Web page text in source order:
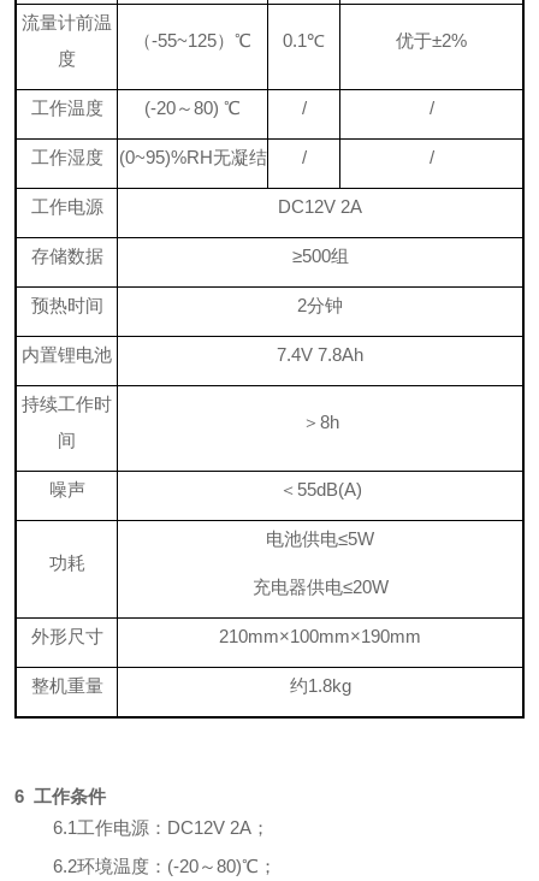
流量计前温
度
（-55~125） ℃ 0.1℃ 优于±2%
工作温度 (-20～80) ℃ / /
工作湿度 (0~95)%RH无凝结 / /
工作电源 DC12V 2A
存储数据 ≥500组
预热时间 2分钟
内置锂电池 7.4V 7.8Ah
持续工作时
间
＞ 8h
噪声 ＜ 55dB(A)
功耗
电池供电≤5W
充电器供电≤20W
外形尺寸 210mm×100mm×190mm
整机重量 约1.8kg
6 工作条件
6.1工作电源： DC12V 2A ；
6.2环境温度：(-20～80)℃ ；